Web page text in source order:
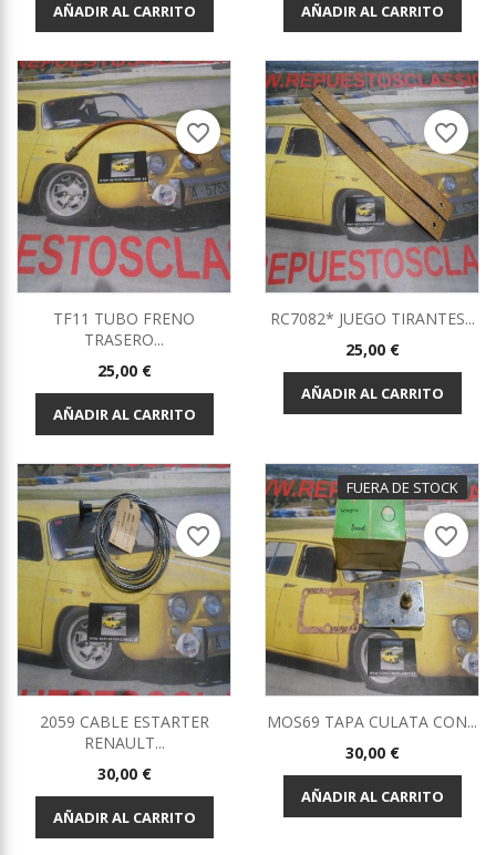
AÑADIR AL CARRITO AÑADIR AL CARRITO
TF11 TUBO FRENO
TRASERO...
Precio
25,00 €
AÑADIR AL CARRITO
favorite_border
RC7082* JUEGO TIRANTES...
Precio
25,00 €
AÑADIR AL CARRITO
favorite_border
2059 CABLE ESTARTER
RENAULT...
Precio
30,00 €
AÑADIR AL CARRITO
favorite_border
FUERA DE STOCK
MOS69 TAPA CULATA CON...
Precio
30,00 €
AÑADIR AL CARRITO
favorite_border